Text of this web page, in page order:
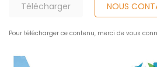
Télécharger NOUS
Pour télécharger ce contenu, merci de vous